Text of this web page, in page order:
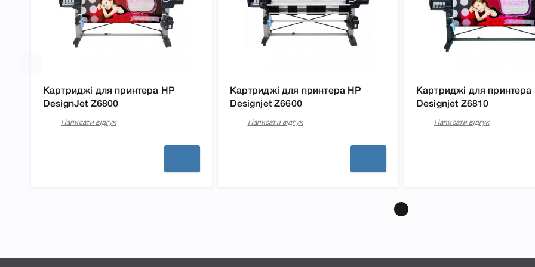
Картриджі для принтера HP
DesignJet Z6800
Написати відгук
Картриджі для принтера HP
Designjet Z6600
Написати відгук
Картриджі для принтера
Designjet Z6810
Написати відгук